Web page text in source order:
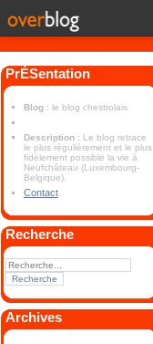
PrÉSentation
Blog : le blog chestrolais
Description : Le blog retrace
le plus régulièrement et le plus
fidèlement possible la vie à
Neufchâteau (Luxembourg-
Belgique).
Contact
Recherche
Archives